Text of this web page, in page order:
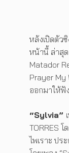
หลังเปิดตัวซิ
หน้านี้ ล่าสุด
Matador
Prayer My
ออกมาให้ฟั
“Sylvia”
TORRES
ไพเราะ ป